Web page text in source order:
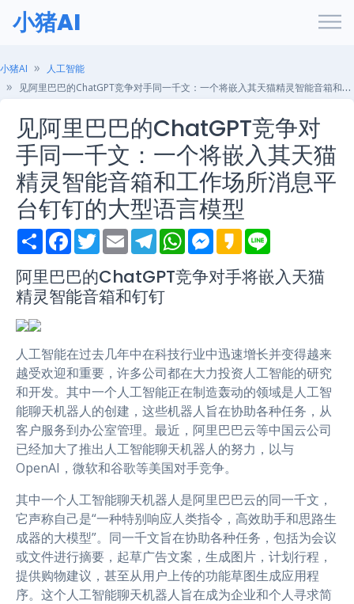
小猪AI
小猪AI
人工智能
见阿里巴巴的ChatGPT竞争对手同一千文：一个将嵌入其天猫精灵智能音箱和工作场所消息平台钉钉的大型语言模型
见阿里巴巴的ChatGPT竞争对
手同一千文：一个将嵌入其天猫
精灵智能音箱和工作场所消息平
台钉钉的大型语言模型
S
h
r
e
F
a
e
b
o
T
w
t
t
e
E
m
i
l
T
e
e
g
r
W
h
t
s
M
e
s
e
K
a
a
o
e
阿里巴巴的ChatGPT竞争对手将嵌入天猫
精灵智能音箱和钉钉
人工智能在过去几年中在科技行业中迅速增长并变得越来
越受欢迎和重要，许多公司都在大力投资人工智能的研究
和开发。其中一个人工智能正在制造轰动的领域是人工智
能聊天机器人的创建，这些机器人旨在协助各种任务，从
客户服务到办公室管理。最近，阿里巴巴云等中国云公司
已经加大了推出人工智能聊天机器人的努力，以与
OpenAI，微软和谷歌等美国对手竞争。
其中一个人工智能聊天机器人是阿里巴巴云的同一千文，
它声称自己是“一种特别响应人类指令，高效助手和思路生
成器的大模型”。同一千文旨在协助各种任务，包括为会议
或文件进行摘要，起草广告文案，生成图片，计划行程，
提供购物建议，甚至从用户上传的功能草图生成应用程
序。这个人工智能聊天机器人旨在成为企业和个人寻求简